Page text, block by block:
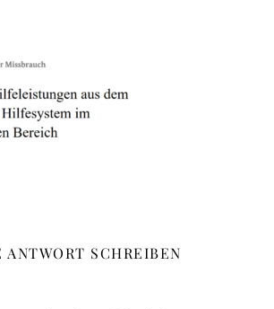
ANTWORT SCHREIBEN